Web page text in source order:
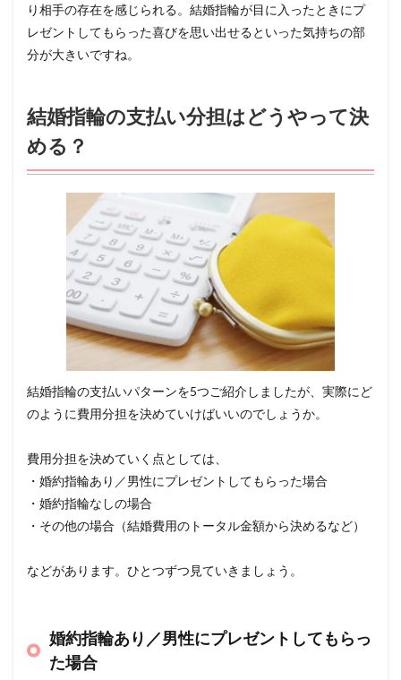
り相手の存在を感じられる。結婚指輪が目に入ったときにプ
レゼントしてもらった喜びを思い出せるといった気持ちの部
分が大きいですね。
結婚指輪の支払い分担はどうやって決
める？
結婚指輪の支払いパターンを5つご紹介しましたが、実際にど
のように費用分担を決めていけばいいのでしょうか。
費用分担を決めていく点としては、
・婚約指輪あり／男性にプレゼントしてもらった場合
・婚約指輪なしの場合
・その他の場合（結婚費用のトータル金額から決めるなど）
などがあります。ひとつずつ見ていきましょう。
婚約指輪あり／男性にプレゼントしてもらっ
た場合